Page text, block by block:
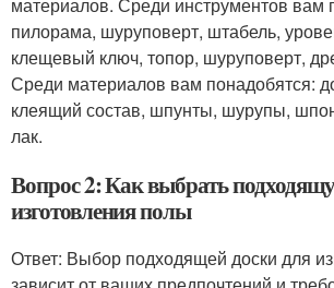
материалов. Среди инструментов вам
пилорама, шуруповерт, штабель,
клещевый ключ, топор, шуруповерт,
Среди материалов вам понадобятся:
клеящий состав, шпунты, шурупы,
лак.
Вопрос 2: Как выбрать
изготовления полы
Ответ: Выбор подходящей доски для